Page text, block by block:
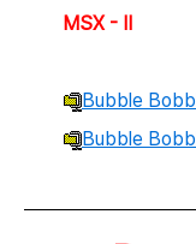
MSX - II
Bubble
Bubble